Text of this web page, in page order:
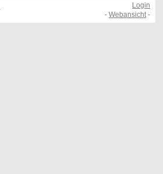
Login
-Webansicht -